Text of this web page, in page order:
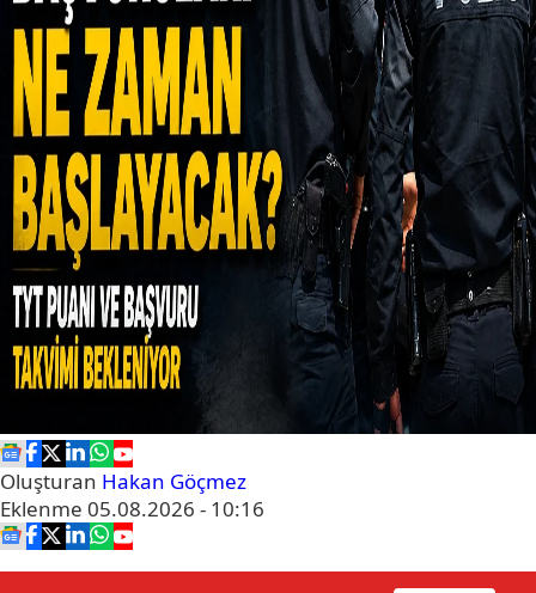
Oluşturan Hakan Göçmez
Eklenme 05.08.2026 - 10:16